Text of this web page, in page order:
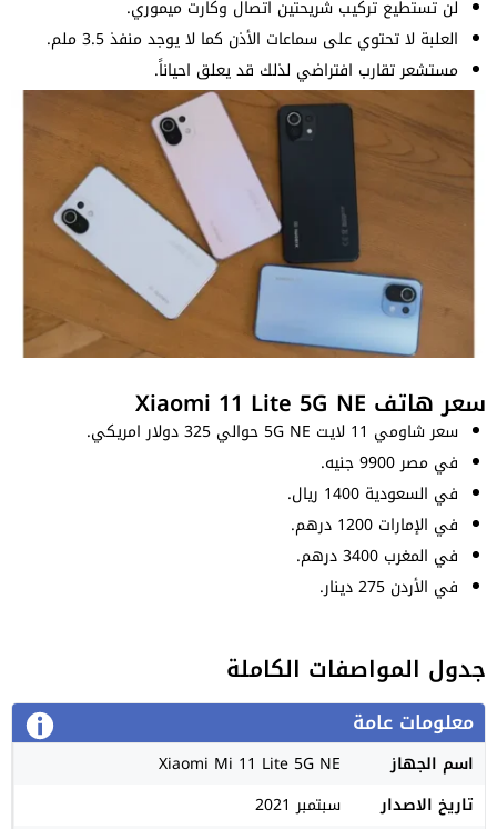
لن تستطيع تركيب شريحتين اتصال وكارت ميموري.
العلبة لا تحتوي على سماعات الأذن كما لا يوجد منفذ 3.5 ملم.
مستشعر تقارب افتراضي لذلك قد يعلق احياناً.
سعر هاتف Xiaomi 11 Lite 5G NE
سعر شاومي 11 لايت 5G NE حوالي 325 دولار امريكي.
في مصر 9900 جنيه.
في السعودية 1400 ريال.
في الإمارات 1200 درهم.
في المغرب 3400 درهم.
في الأردن 275 دينار.
جدول المواصفات الكاملة
معلومات عامة
اسم الجهاز
Xiaomi Mi 11 Lite 5G NE
تاريخ الاصدار
سبتمبر 2021